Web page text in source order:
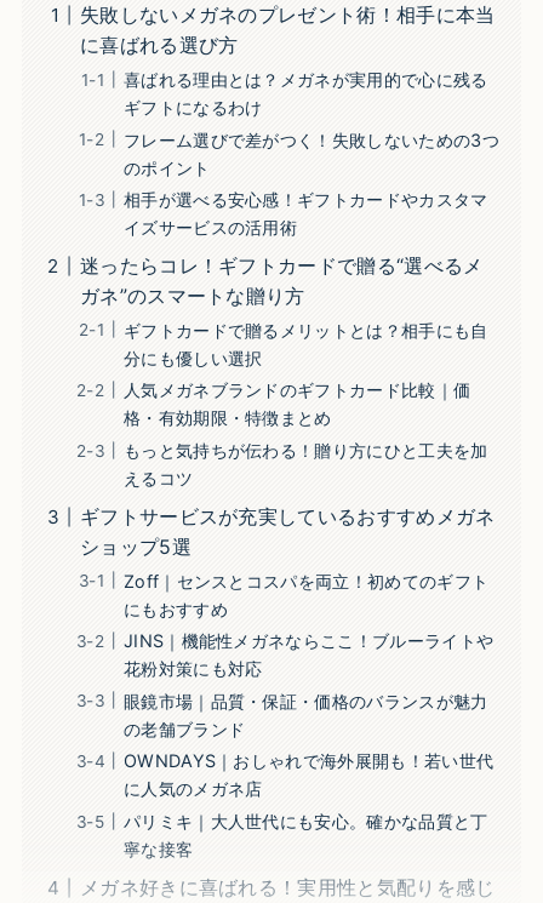
失敗しないメガネのプレゼント術！相手に本当
に喜ばれる選び方
喜ばれる理由とは？メガネが実用的で心に残る
ギフトになるわけ
フレーム選びで差がつく！失敗しないための3つ
のポイント
相手が選べる安心感！ギフトカードやカスタマ
イズサービスの活用術
迷ったらコレ！ギフトカードで贈る“選べるメ
ガネ”のスマートな贈り方
ギフトカードで贈るメリットとは？相手にも自
分にも優しい選択
人気メガネブランドのギフトカード比較｜価
格・有効期限・特徴まとめ
もっと気持ちが伝わる！贈り方にひと工夫を加
えるコツ
ギフトサービスが充実しているおすすめメガネ
ショップ5選
Zoff｜センスとコスパを両立！初めてのギフト
にもおすすめ
JINS｜機能性メガネならここ！ブルーライトや
花粉対策にも対応
眼鏡市場｜品質・保証・価格のバランスが魅力
の老舗ブランド
OWNDAYS｜おしゃれで海外展開も！若い世代
に人気のメガネ店
パリミキ｜大人世代にも安心。確かな品質と丁
寧な接客
メガネ好きに喜ばれる！実用性と気配りを感じ